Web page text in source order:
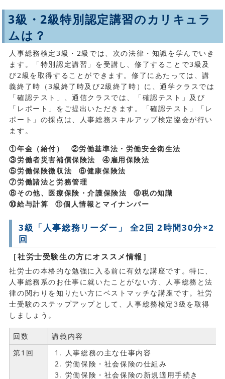
3級・2級特別認定講習のカリキュラ
ムは？
人事総務検定3級・2級では、次の法律・知識を学んでいき
ます。「特別認定講習」を受講し、修了することで3級及
び2級を取得することができます。修了にあたっては、講
義終了時（3級終了時及び2級終了時）に、通学クラスでは
「確認テスト」、通信クラスでは、「確認テスト」及び
「レポート」をご提出いただきます。「確認テスト」「レ
ポート」の採点は、人事総務スキルアップ検定協会が行い
ます。
①年金（給付）
②労働基準法・労働安全衛生法
③労働者災害補償保険法
④雇用保険法
⑤労働保険徴収法
⑥健康保険法
⑦労働諸法と労務管理
⑧その他、医療保険・介護保険法
⑨税の知識
⑩給与計算
⑪個人情報とマイナンバー
3級「人事総務リーダー」 全2回 2時間30分×2
回
［社労士受験生の方にオススメ情報］
社労士の本格的な勉強に入る前に有効な講座です。特に、
人事総務系のお仕事に就いたことがない方、人事総務と法
律の関わりを知りたい方にベストマッチな講座です。社労
士受験のステップアップとして、人事総務検定3級を取得
しましょう。
回数
講義内容
第1回
人事総務の主な仕事内容
労働保険・社会保険の仕組み
労働保険・社会保険の新規適用手続き